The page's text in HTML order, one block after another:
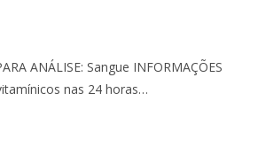
ANÁLISE: Sangue INFORMAÇÕES
nas 24 horas…